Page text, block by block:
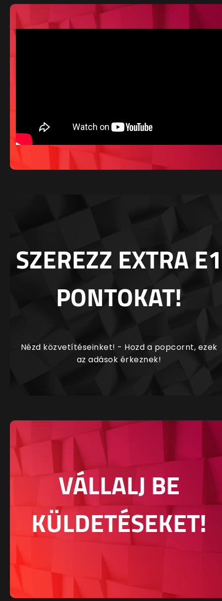
SZEREZZ EXTRA E1
PONTOKAT!
Nézd közvetítéseinket! - Hozd a popcornt, ezek
az adások érkeznek!
VÁLLALJ BE
KÜLDETÉSEKET!